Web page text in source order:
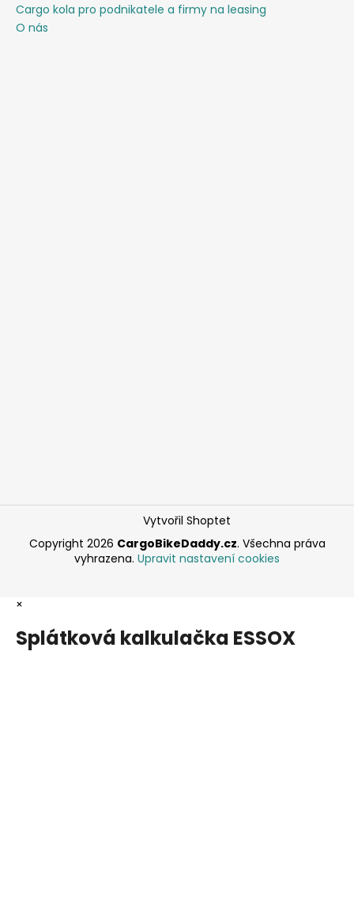
Cargo kola pro podnikatele a firmy na leasing
O nás
Vytvořil Shoptet
Copyright 2026 CargoBikeDaddy.cz. Všechna práva
vyhrazena. Upravit nastavení cookies
×
Splátková kalkulačka ESSOX